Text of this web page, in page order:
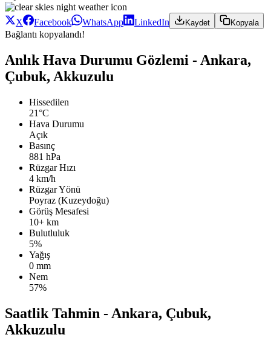
X Facebook WhatsApp LinkedIn Kaydet Kopyala
Bağlantı kopyalandı!
Anlık Hava Durumu Gözlemi - Ankara,
Çubuk, Akkuzulu
Hissedilen
21°C
Hava Durumu
Açık
Basınç
881 hPa
Rüzgar Hızı
4 km/h
Rüzgar Yönü
Poyraz (Kuzeydoğu)
Görüş Mesafesi
10+ km
Bulutluluk
5%
Yağış
0 mm
Nem
57%
Saatlik Tahmin - Ankara, Çubuk,
Akkuzulu